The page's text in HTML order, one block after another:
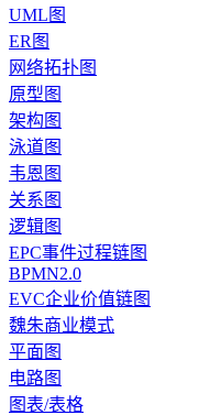
UML图
ER图
网络拓扑图
原型图
架构图
泳道图
韦恩图
关系图
逻辑图
EPC事件过程链图
BPMN2.0
EVC企业价值链图
魏朱商业模式
平面图
电路图
图表/表格